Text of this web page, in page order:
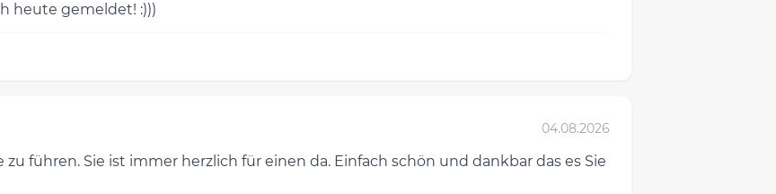
heute gemeldet! :)))
04.08.2026
führen. Sie ist immer herzlich für einen da. Einfach schön und dankbar das es Sie